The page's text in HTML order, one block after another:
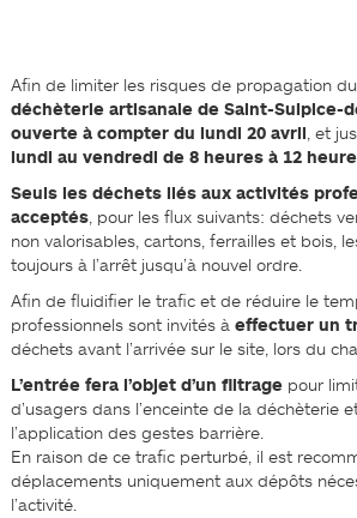
Afin de limiter les risques de propagation du
déchèterie artisanale de Saint-Sulpice-
ouverte à compter du lundi 20 avril
, et
lundi au vendredi de 8 heures à 12
Seuls les déchets liés aux activités
acceptés, pour les flux suivants: déchets
non valorisables, cartons, ferrailles et bois,
toujours à l’arrêt jusqu’à nouvel ordre.
Afin de fluidifier le trafic et de réduire le
professionnels sont invités à effectuer un
déchets avant l’arrivée sur le site, lors du
L’entrée fera l’objet d’un filtragepour
d’usagers dans l’enceinte de la déchèterie
l’application des gestes barrière.
En raison de ce trafic perturbé, il est
déplacements uniquement aux dépôts
l’activité.